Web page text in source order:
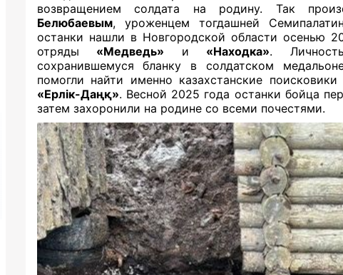
возвращением солдата на родину. Так
Белюбаевым, уроженцем тогдашней
останки нашли в Новгородской области осенью
отряды «Медведь» и «Находка».
сохранившемуся бланку в солдатском
помогли найти именно казахстанские поисковики
«Ерлік-Даңқ». Весной 2025 года останки бойца
затем захоронили на родине со всеми почестями.